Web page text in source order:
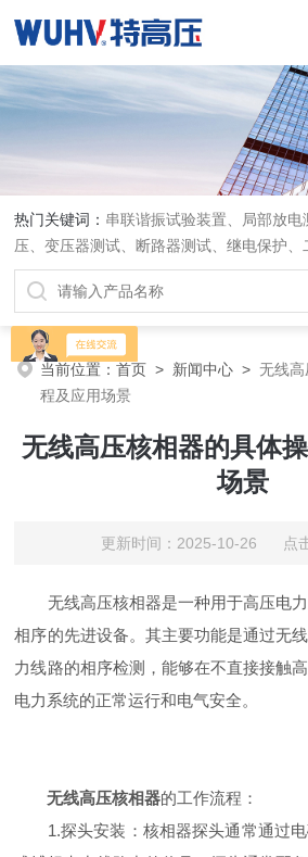
热门关键词： 串联谐振试验装置、局部放
压、变压器测试、断路器测试、继电保护
当前位置：首页 > 新闻中心 >无线
程及应用场景
无线高压核相器的具体
场景
更新时间：2025-10-26 点
无线高压核相器是一种用于高压电力
相序的先进设备。其主要功能是通过无
力线路的相序检测，能够在不直接接触
电力系统的正常运行和电气安全。
无线高压核相器的工作流程：
1.探头安装：核相器探头通常通过电